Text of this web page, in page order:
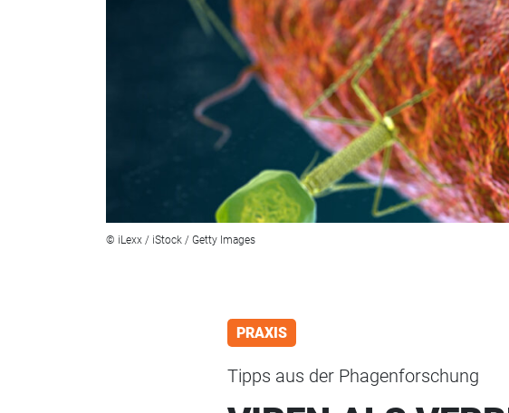
© iLexx / iStock / Getty Images
PRAXIS
Tipps aus der Phagenforschung